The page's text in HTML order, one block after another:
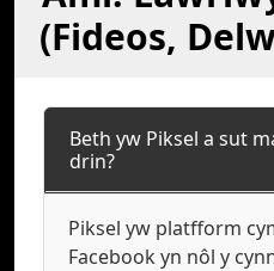
(Fideos,
Beth yw Piksel a sut
drin?
Piksel yw platfform
Facebook yn nôl y